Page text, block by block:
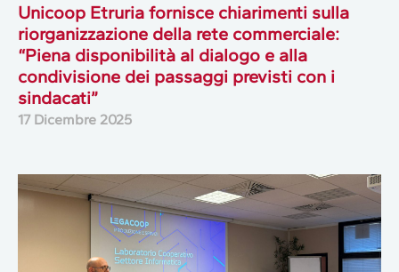
Unicoop Etruria fornisce chiarimenti sulla
riorganizzazione della rete commerciale:
“Piena disponibilità al dialogo e alla
condivisione dei passaggi previsti con i
sindacati”
17 Dicembre 2025